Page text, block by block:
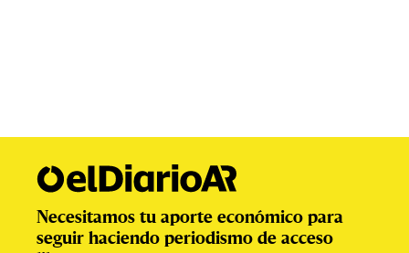
Necesitamos tu aporte económico para
seguir haciendo periodismo de acceso